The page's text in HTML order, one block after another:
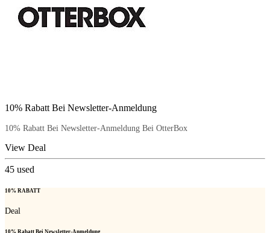
10% Rabatt Bei Newsletter-Anmeldung
10% Rabatt Bei Newsletter-Anmeldung Bei OtterBox
View Deal
45 used
10% RABATT
Deal